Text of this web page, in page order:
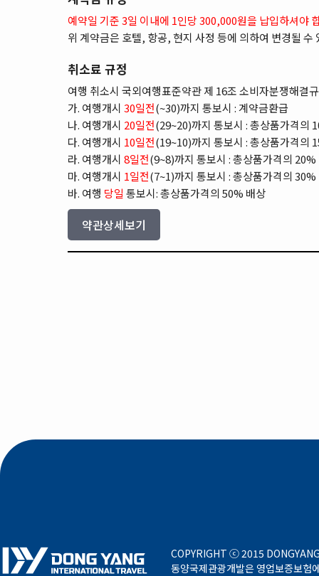
예약일 기준 3일 이내에 1인당 300,000원을 납입하셔야
위 계약금은 호텔, 항공, 현지 사정 등에 의하여 변경될
취소료 규정
여행 취소시 국외여행표준약관 제 16조 소비자분쟁해결
가. 여행개시 30일전(~30)까지 통보시 : 계약금환급
나. 여행개시 20일전(29~20)까지 통보시 : 총상품가격의
다. 여행개시 10일전(19~10)까지 통보시 : 총상품가격의
라. 여행개시 8일전(9~8)까지 통보시 : 총상품가격의 20%
마. 여행개시 1일전(7~1)까지 통보시 : 총상품가격의 30%
바. 여행 당일 통보시: 총상품가격의 50% 배상
약관상세보기
COPYRIGHT ⓒ 2015
동양국제관광개발은 영업보증보험